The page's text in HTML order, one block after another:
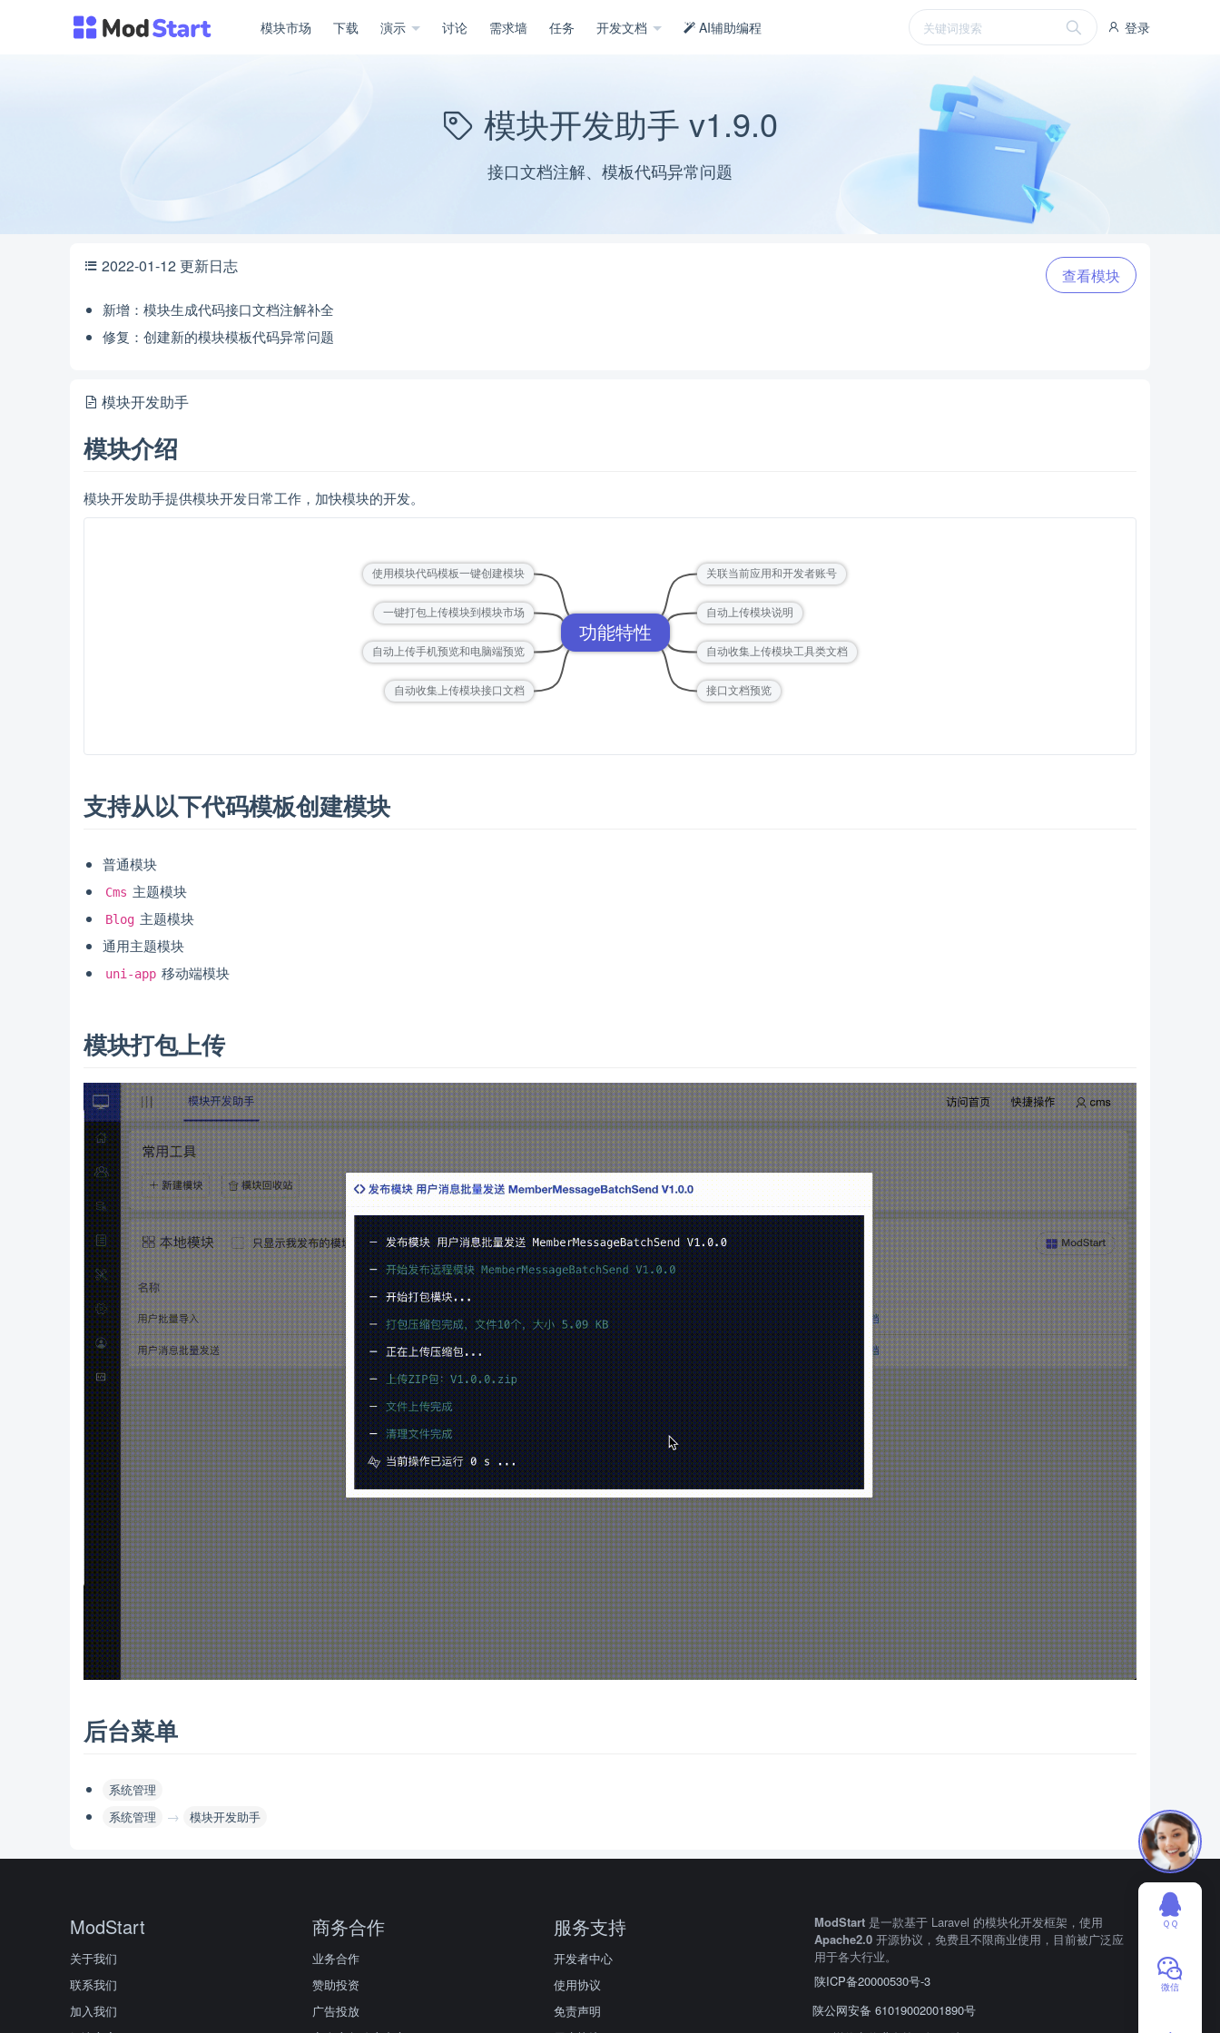
登录
模块市场 下载 演示 讨论 需求墙 任务 开发文档 AI辅助编程
模块开发助手 v1.9.0
接口文档注解、模板代码异常问题
查看模块
2022-01-12 更新日志
新增：模块生成代码接口文档注解补全
修复：创建新的模块模板代码异常问题
模块开发助手
模块介绍
模块开发助手提供模块开发日常工作，加快模块的开发。
功能特性
使用模块代码模板一键创建模块 关联当前应用和开发者账号
一键打包上传模块到模块市场 自动上传模块说明
自动上传手机预览和电脑端预览 自动收集上传模块工具类文档
自动收集上传模块接口文档 接口文档预览
支持从以下代码模板创建模块
普通模块
Cms 主题模块
Blog 主题模块
通用主题模块
uni-app 移动端模块
模块打包上传
后台菜单
系统管理
系统管理
→ 模块开发助手
ModStart
关于我们
联系我们
加入我们
商务合作
业务合作
赞助投资
广告投放
服务支持
开发者中心
使用协议
免责声明
ModStart 是一款基于 Laravel 的模块化开发框架，使用
Apache2.0 开源协议，免费且不限商业使用，目前被广泛应
用于各大行业。
陕ICP备20000530号-3
陕公网安备 61019002001890号
ＱＱ
微信